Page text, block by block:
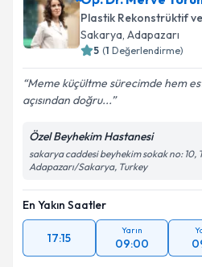
bilgilendireceğiz.
E-posta Adresiniz
Metni'ni okudum ve
kapsamda işlenmesini
Plastik Rekonstrüktif
Sakarya, Adapazarı
5 (1 Değerlendirme)
Meme küçültme sürecimde hem
açısından doğru...
Özel Beyhekim Hastanesi
sakarya caddesi beyhekim sokak no: 10,
Adapazarı/Sakarya, Turkey
En Yakın Saatler
17:15
Yarın
09:00